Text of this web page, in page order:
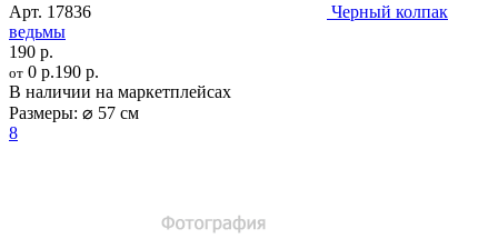
Арт. 17836
Черный колпак
ведьмы
190 р.
от 0 р.190 р.
В наличии на маркетплейсах
Размеры: ⌀ 57 см
8